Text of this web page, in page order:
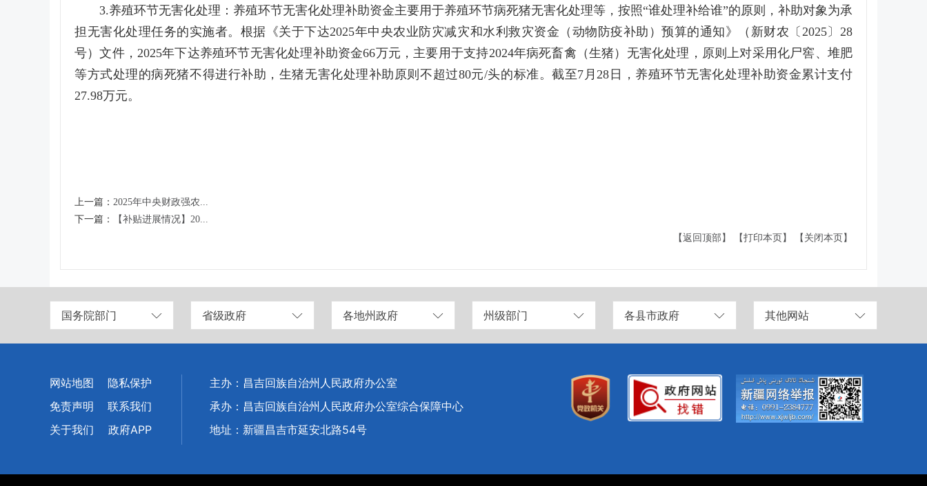
3.养殖环节无害化处理：养殖环节无害化处理补助资金主要用于养殖环节病死猪无害化处理等，按照“谁处理补给谁”的原则，补助对象为承
担无害化处理任务的实施者。根据《关于下达2025年中央农业防灾减灾和水利救灾资金（动物防疫补助）预算的通知》（新财农〔2025〕28
号）文件，2025年下达养殖环节无害化处理补助资金66万元，主要用于支持2024年病死畜禽（生猪）无害化处理，原则上对采用化尸窖、堆肥
等方式处理的病死猪不得进行补助，生猪无害化处理补助原则不超过80元/头的标准。截至7月28日，养殖环节无害化处理补助资金累计支付
27.98万元。
上一篇： 2025年中央财政强农...
下一篇：
【补贴进展情况】20...
【返回顶部】
【打印本页】 【关闭本页】
国务院部门 省级政府 各地州政府 州级部门 各县市政府 其他网站
网站地图
隐私保护
免责声明
联系我们
关于我们
政府APP
主办：昌吉回族自治州人民政府办公室
承办：昌吉回族自治州人民政府办公室综合保障中心
地址：新疆昌吉市延安北路54号